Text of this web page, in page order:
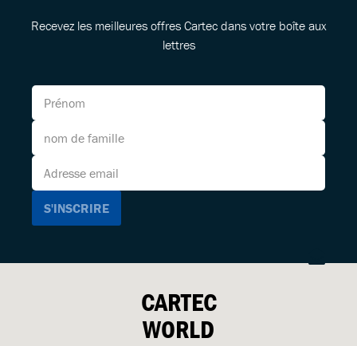
Recevez les meilleures offres Cartec dans votre boîte aux
lettres
CARTEC
WORLD